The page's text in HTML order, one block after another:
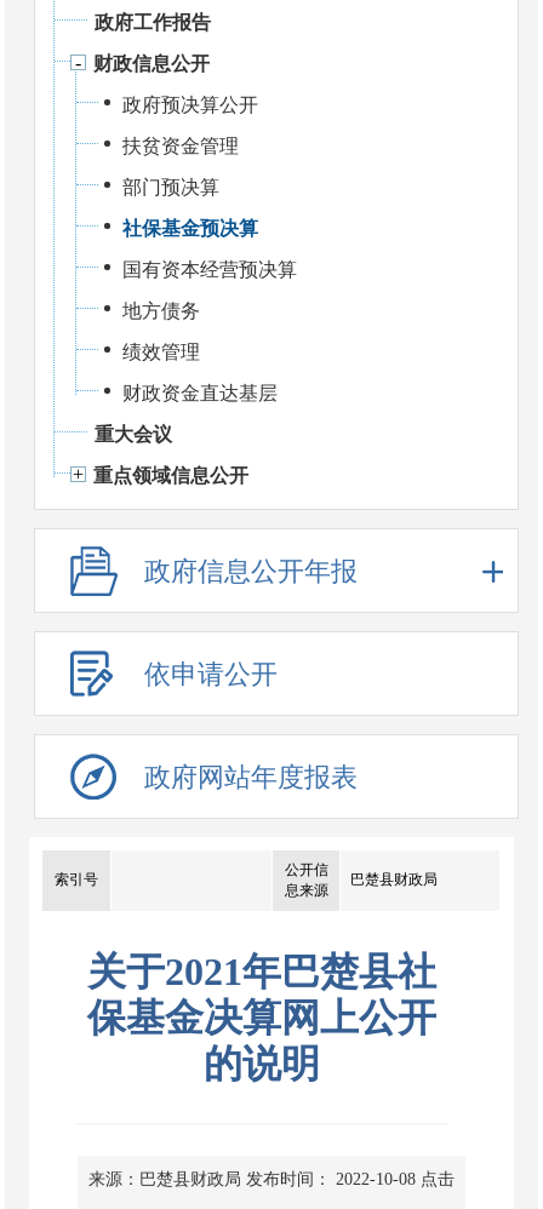
政府工作报告
财政信息公开
政府预决算公开
扶贫资金管理
部门预决算
社保基金预决算
国有资本经营预决算
地方债务
绩效管理
财政资金直达基层
重大会议
重点领域信息公开
政府信息公开年报
依申请公开
政府网站年度报表
索引号
公开信
息来源
巴楚县财政局
关于2021年巴楚县社
保基金决算网上公开
的说明
来源：巴楚县财政局 发布时间： 2022-10-08 点击